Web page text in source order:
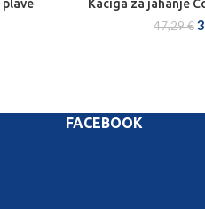
plave ODABERI
Kaciga za jahanje
47,29€
FACEBOOK